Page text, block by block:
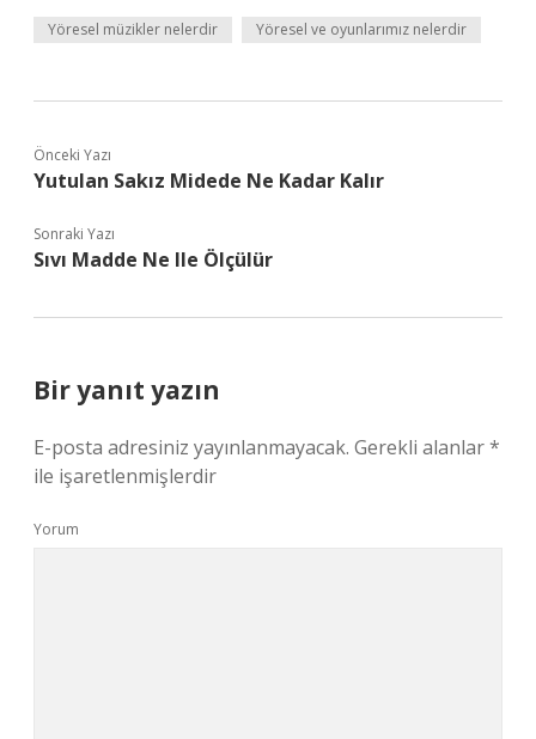
Yöresel müzikler nelerdir Yöresel ve oyunlarımız nelerdir
Önceki Yazı
Yutulan Sakız Midede Ne Kadar Kalır
Sonraki Yazı
Sıvı Madde Ne Ile Ölçülür
Bir yanıt yazın
E-posta adresiniz yayınlanmayacak. Gerekli alanlar*
ile işaretlenmişlerdir
Yorum